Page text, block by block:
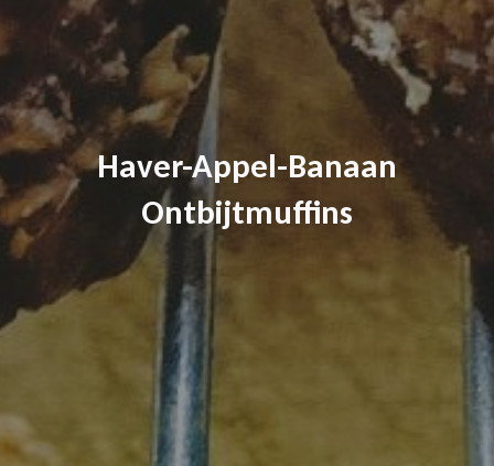
Haver-Appel-Banaan
Ontbijtmuffins